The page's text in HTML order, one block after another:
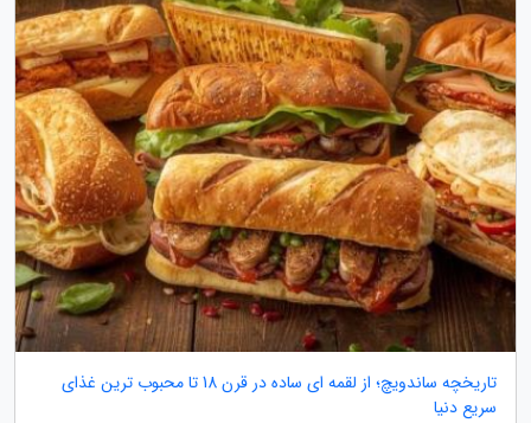
تاریخچه ساندویچ؛ از لقمه ای ساده در قرن 18 تا محبوب ترین غذای
سریع دنیا